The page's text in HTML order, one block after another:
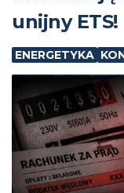
unijny ETS!
ENERGETYKA